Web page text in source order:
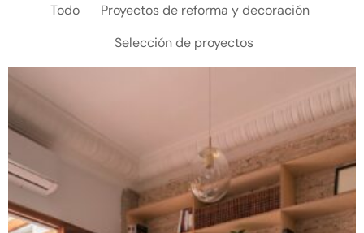
Todo
Proyectos de reforma y decoración
Selección de proyectos